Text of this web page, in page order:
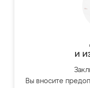
и
Вы вносите